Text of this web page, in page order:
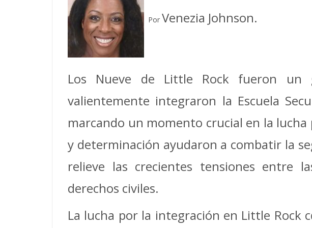
Por Venezia Johnson.
Los Nueve de Little Rock fueron un
valientemente integraron la Escuela
marcando un momento crucial en la lucha
y determinación ayudaron a combatir la
relieve las crecientes tensiones entre
derechos civiles.
La lucha por la integración en Little Rock